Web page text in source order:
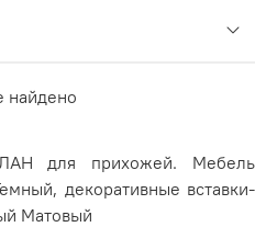
найдено
для прихожей. Мебель
декоративные вставки-
Матовый